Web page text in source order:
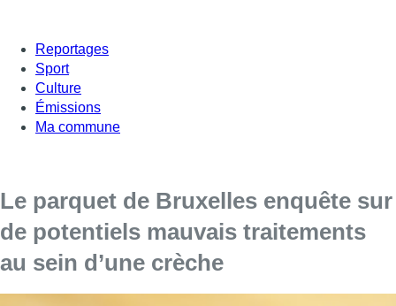
Reportages
Sport
Culture
Émissions
Ma commune
Le parquet de Bruxelles enquête sur
de potentiels mauvais traitements
au sein d’une crèche